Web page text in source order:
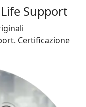
Support
Certificazione